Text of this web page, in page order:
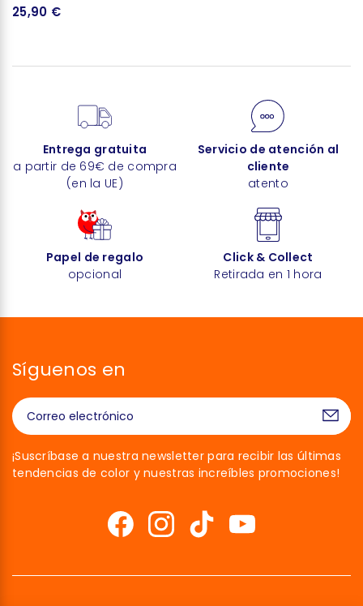
25,90 €
Entrega gratuita
a partir de 69€ de compra
(en la UE)
Servicio de atención al
cliente
atento
Papel de regalo
opcional
Click & Collect
Retirada en 1 hora
Síguenos en
¡Suscríbase a nuestra newsletter para recibir las últimas
tendencias de color y nuestras increíbles promociones!